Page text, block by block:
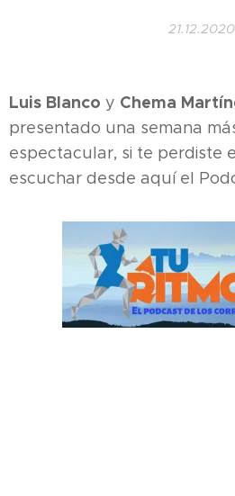
21.12.2020
Luis Blanco y Chema
presentado una semana
espectacular, si te perdiste
escuchar desde aquí el